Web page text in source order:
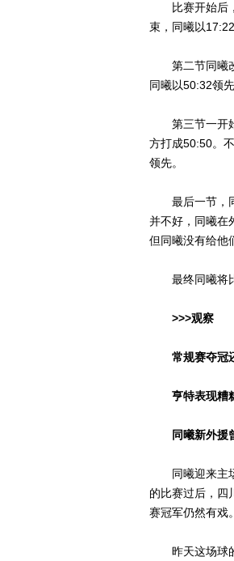
比赛开始后，
束，同曦以17:22
第二节同曦改
同曦以50:32领先
第三节一开始
方打成50:50。
领先。
最后一节，同
并不好，同曦在
但同曦没有给他
最终同曦将比
>>>观察
常规赛夺冠
亨特表现糟
同曦新外援
同曦迎来主场
的比赛过后，四
赛冠军仍然有戏。
昨天这场球的